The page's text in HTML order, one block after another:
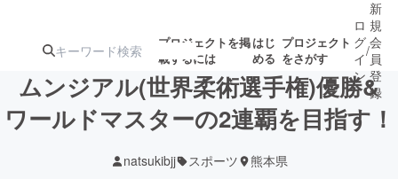
プロジェクトを掲
載するには
はじ
める
プロジェクト
をさがす
ジェクト
募集終了が近いプ
ロジェクト
ロ
グ
イ
ン
/
新
規
会
員
登
録
ムンジアル(世界柔術選手権)優勝&
ワールドマスターの2連覇を目指す！
natsukibjj スポーツ 熊本県